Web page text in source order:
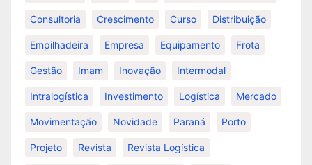
Consultoria Crescimento Curso Distribuição
Empilhadeira Empresa Equipamento Frota
Gestão Imam Inovação Intermodal
Intralogística Investimento Logística Mercado
Movimentação Novidade Paraná Porto
Projeto Revista Revista Logística